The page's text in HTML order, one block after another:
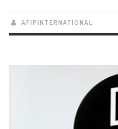
AFIPINTERNATIONAL